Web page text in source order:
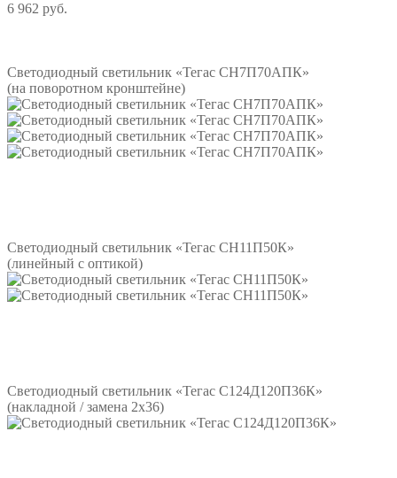
6 962 руб.
Светодиодный светильник «Тегас СН7П70АПК»
(на поворотном кронштейне)
Светодиодный светильник «Тегас СН11П50К»
(линейный с оптикой)
Светодиодный светильник «Тегас С124Д120П36К»
(накладной / замена 2х36)